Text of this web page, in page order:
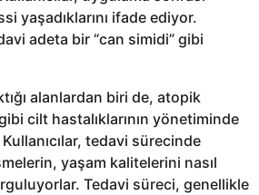
yaşadıklarını ifade ediyor.
adeta bir “can simidi” gibi
alanlardan biri de, atopik
cilt hastalıklarının yönetiminde
tedavi sürecinde
yaşam kalitelerini nasıl
Tedavi süreci, genellikle